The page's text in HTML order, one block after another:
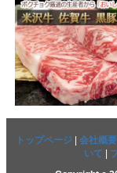
トップページ 会社概要
いて